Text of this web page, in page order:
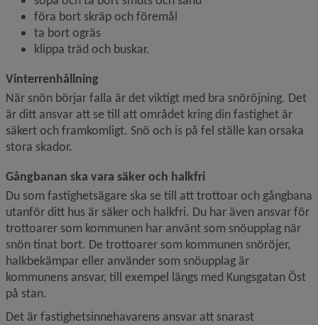
föra bort skräp och föremål
ta bort ogräs
klippa träd och buskar.
Vinterrenhållning
När snön börjar falla är det viktigt med bra snöröjning. Det
är ditt ansvar att se till att området kring din fastighet är
säkert och framkomligt. Snö och is på fel ställe kan orsaka
stora skador.
Gångbanan ska vara säker och halkfri
Du som fastighetsägare ska se till att trottoar och gångbana
utanför ditt hus är säker och halkfri. Du har även ansvar för
trottoarer som kommunen har använt som snöupplag när
snön tinat bort. De trottoarer som kommunen snöröjer,
halkbekämpar eller använder som snöupplag är
kommunens ansvar, till exempel längs med Kungsgatan Öst
på stan.
Det är fastighetsinnehavarens ansvar att snarast